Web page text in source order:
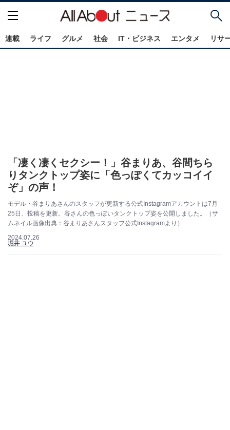
連載 ライフ グルメ 社会 IT・ビジネス エンタメ リサ
「凄く凄くセクシー！」谷まりあ、谷間ちら
りタンクトップ姿に「色っぽくてカッコイイ
ぞ」の声！
モデル・谷まりあさんのスタッフが更新する公式Instagramアカウントは7月
25日、投稿を更新。谷さんの色っぽいタンクトップ姿を公開しました。（サ
ムネイル画像出典：谷まりあさんスタッフ公式Instagramより）
2024.07.26
堀井 ユウ